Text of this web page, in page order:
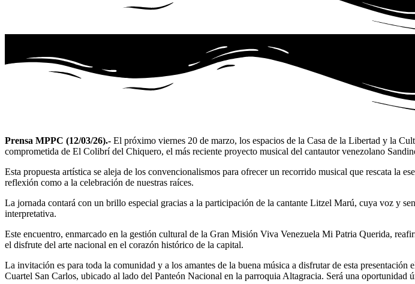
Prensa MPPC (12/03/26).- El próximo viernes 20 de marzo, los espacios de la Casa de la Libertad y la
comprometida de El Colibrí del Chiquero, el más reciente proyecto musical del cantautor venezolano
Esta propuesta artística se aleja de los convencionalismos para ofrecer un recorrido musical que rescata la
reflexión como a la celebración de nuestras raíces.
La jornada contará con un brillo especial gracias a la participación de la cantante Litzel Marú, cuya voz y
interpretativa.
Este encuentro, enmarcado en la gestión cultural de la Gran Misión Viva Venezuela Mi Patria Querida,
el disfrute del arte nacional en el corazón histórico de la capital.
La invitación es para toda la comunidad y a los amantes de la buena música a disfrutar de esta
Cuartel San Carlos, ubicado al lado del Panteón Nacional en la parroquia Altagracia. Será una oportunidad